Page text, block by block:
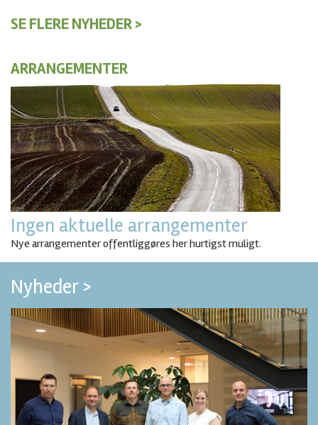
SE FLERE NYHEDER >
ARRANGEMENTER
Ingen aktuelle arrangementer
Nye arrangementer offentliggøres her hurtigst muligt.
Nyheder >